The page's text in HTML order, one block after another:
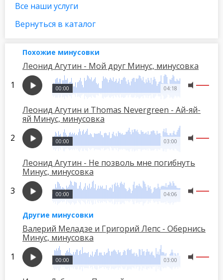
Все наши услуги
Вернуться в каталог
Похожие минусовки
Леонид Агутин - Мой друг Минус, минусовка
04:18
00:00
Леонид Агутин и Thomas Nevergreen - Ай-яй-
яй Минус, минусовка
03:00
00:00
Леонид Агутин - Не позволь мне погибнуть
Минус, минусовка
04:06
00:00
Другие минусовки
Валерий Меладзе и Григорий Лепс - Обернись
Минус, минусовка
03:00
00:00